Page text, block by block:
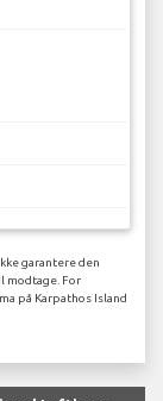
garantere den
modtage. For
på Karpathos Island